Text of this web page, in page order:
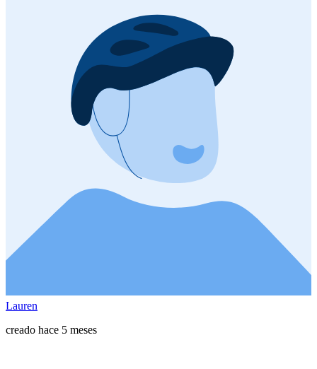
Lauren
creado hace 5 meses